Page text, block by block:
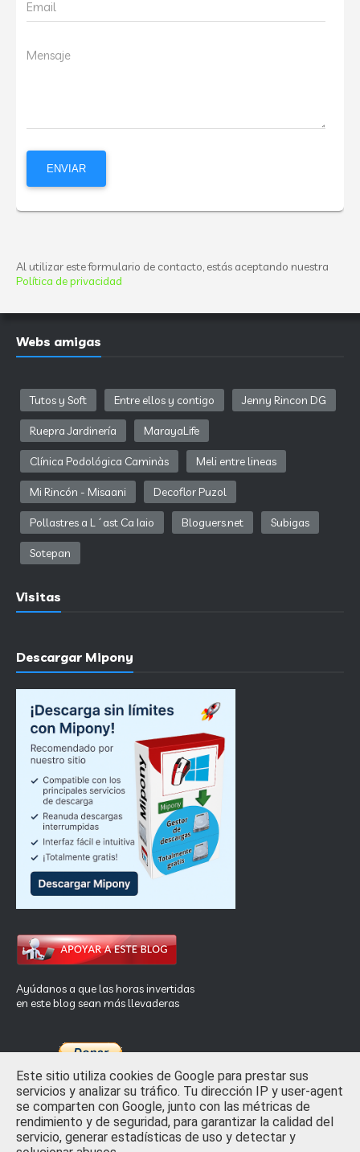
Email
Mensaje
Al utilizar este formulario de contacto, estás aceptando nuestra
Política de privacidad
Webs amigas
Tutos y Soft Entre ellos y contigo Jenny Rincon DG
Ruepra Jardinería MarayaLife
Clínica Podológica Caminàs Meli entre lineas
Mi Rincón - Misaani Decoflor Puzol
Pollastres a L´ast Ca Iaio Bloguers.net Subigas
Sotepan
Visitas
Descargar Mipony
Ayúdanos a que las horas invertidas
en este blog sean más llevaderas
Inicio Privacidad y Ley de Cookies Contactar
Este sitio utiliza cookies de Google para prestar sus
servicios y analizar su tráfico. Tu dirección IP y user-agent
se comparten con Google, junto con las métricas de
rendimiento y de seguridad, para garantizar la calidad del
servicio, generar estadísticas de uso y detectar y